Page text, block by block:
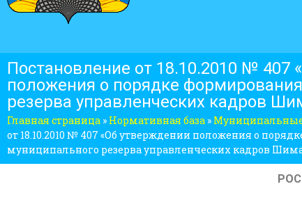
Постановление от 18.10.2010 № 407
положения о порядке
резерва управленческих кадров
Главная страница » Нормативная база »
от 18.10.2010 № 407 «Об утверждении положения о
муниципального резерва управленческих кадров